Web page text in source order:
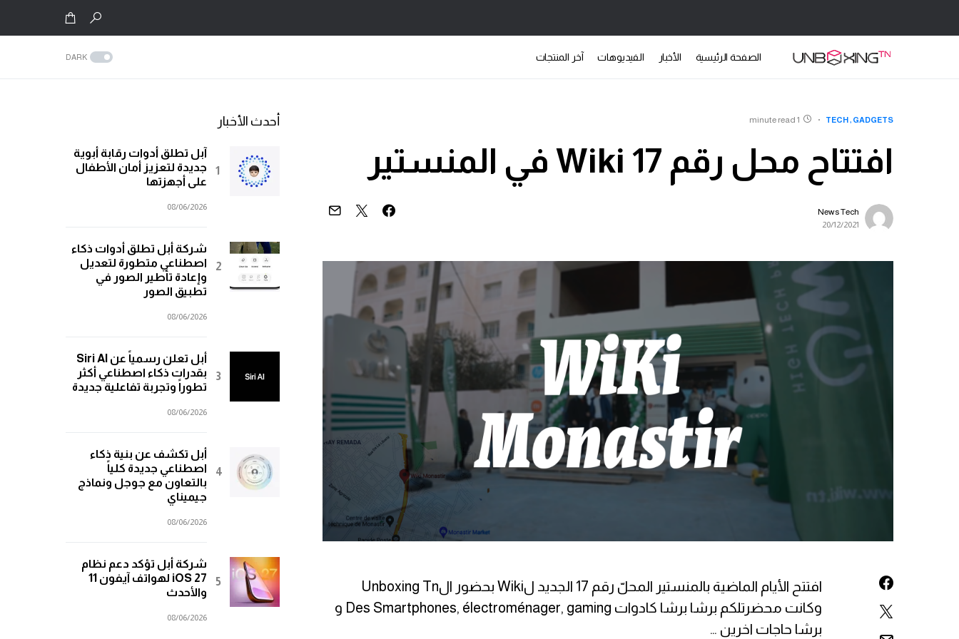
الصفحة الرئيسية الأخبار الفيديوهات آخر المنتجات DARK
GADGETS
TECH
1 minute read
افتتاح محل رقم 17 Wiki في المنستير
News Tech
20/12/2021
افتتح الأيام الماضية بالمنستير المحلّ رقم 17 الجديد لWiki بحضور الUnboxing Tn
وكانت محضرتلكم برشا برشا كادوات Des Smartphones, électroménager, gaming و
برشا حاجات اخرين …
أحدث الأخبار
آبل تطلق أدوات رقابة أبوية
جديدة لتعزيز أمان الأطفال
على أجهزتها
08/06/2026
شركة أبل تطلق أدوات ذكاء
اصطناعي متطورة لتعديل
وإعادة تأطير الصور في
تطبيق الصور
08/06/2026
أبل تعلن رسمياً عن Siri AI
بقدرات ذكاء اصطناعي أكثر
تطوراً وتجربة تفاعلية جديدة
08/06/2026
أبل تكشف عن بنية ذكاء
اصطناعي جديدة كلياً
بالتعاون مع جوجل ونماذج
جيميناي
08/06/2026
شركة أبل تؤكد دعم نظام
iOS 27 لهواتف آيفون 11
والأحدث
08/06/2026